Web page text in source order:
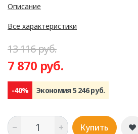
Описание
Все характеристики
13 116 руб.
7 870 руб.
-40% Экономия 5 246 руб.
Купить